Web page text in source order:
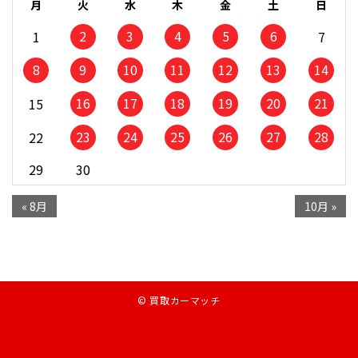
月 火 水 木 金 土 日
1 2 3 4 5 6
7
8
9 10 11 12 13
14
15
16 17 18 19 20
21
22
23 24 25 26 27
28
29
30
« 8月 10月 »
© 買取カーマッチ